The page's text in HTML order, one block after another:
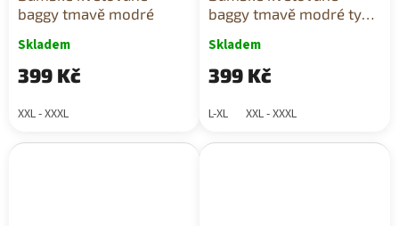
baggy tmavě modré
Skladem
399 Kč
XXL - XXXL
baggy tmavě modré typ
Skladem
399 Kč
L-XL XXL - XXXL